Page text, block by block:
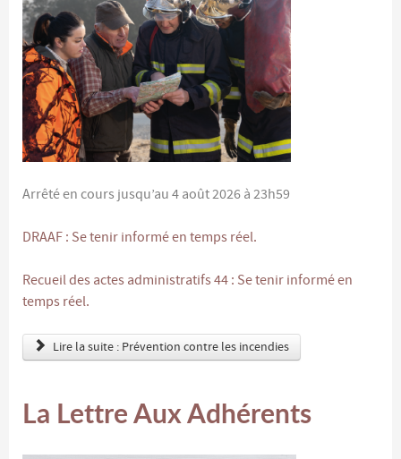
Arrêté en cours jusqu’au 4 août 2026 à 23h59
DRAAF : Se tenir informé en temps réel.
Recueil des actes administratifs 44 : Se tenir informé en
temps réel.
Lire la suite : Prévention contre les incendies
La Lettre Aux Adhérents